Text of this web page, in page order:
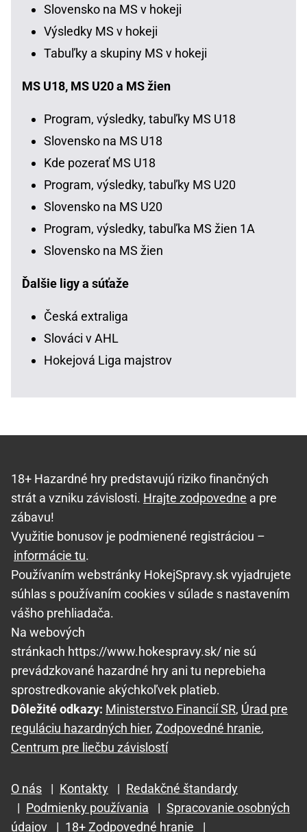
Slovensko na MS v hokeji
Výsledky MS v hokeji
Tabuľky a skupiny MS v hokeji
MS U18, MS U20 a MS žien
Program, výsledky, tabuľky MS U18
Slovensko na MS U18
Kde pozerať MS U18
Program, výsledky, tabuľky MS U20
Slovensko na MS U20
Program, výsledky, tabuľka MS žien 1A
Slovensko na MS žien
Ďalšie ligy a súťaže
Česká extraliga
Slováci v AHL
Hokejová Liga majstrov
18+ Hazardné hry predstavujú riziko finančných
strát a vzniku závislosti. Hrajte zodpovedne a pre
zábavu!
Využitie bonusov je podmienené registráciou –
informácie tu.
Používaním webstránky HokejSpravy.sk vyjadrujete
súhlas s používaním cookies v súlade s nastavením
vášho prehliadača.
Na webových
stránkach https://www.hokespravy.sk/ nie sú
prevádzkované hazardné hry ani tu neprebieha
sprostredkovanie akýchkoľvek platieb.
Dôležité odkazy: Ministerstvo Financií SR, Úrad pre
reguláciu hazardných hier, Zodpovedné hranie,
Centrum pre liečbu závislostí
O nás | Kontakty | Redakčné štandardy
| Podmienky používania | Spracovanie osobných
údajov
| 18+ Zodpovedné hranie |